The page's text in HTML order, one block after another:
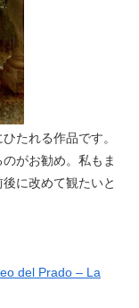
たれる作品です。
がお勧め。私もま
に改めて観たいと
del Prado – La